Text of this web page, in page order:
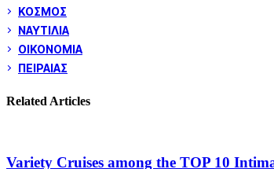
ΚΟΣΜΟΣ
ΝΑΥΤΙΛΙΑ
ΟΙΚΟΝΟΜΙΑ
ΠΕΙΡΑΙΑΣ
Related Articles
Variety Cruises among the TOP 10